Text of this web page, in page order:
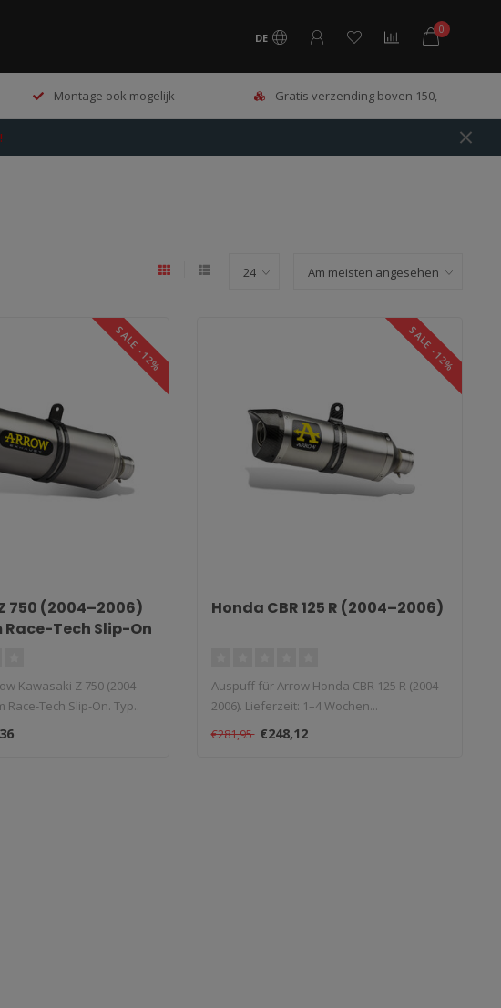
DE
0
Montage ook mogelijk Gratis verzending boven 150,-
SALE -12%
750 (2004–2006)
Tech Slip-On
Kawasaki Z 750 (2004–
Race-Tech Slip-On. Typ..
SALE -12%
Honda CBR 125 R (2004–2006)
Auspuff für Arrow Honda CBR 125 R (2004–
2006). Lieferzeit: 1–4 Wochen...
€281,95 €248,12